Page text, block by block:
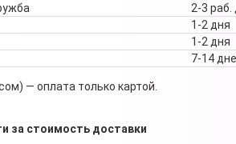
2-3 раб.
1-2 дня
1-2 дня
7-14
— оплата только картой.
за стоимость доставки